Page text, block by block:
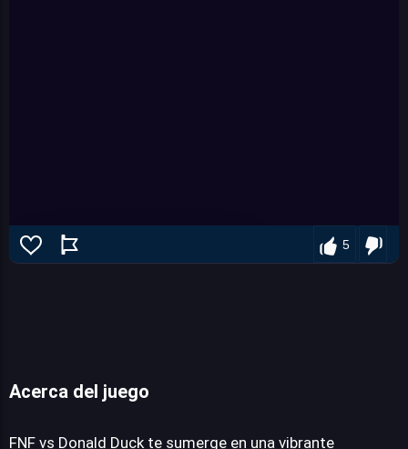
5
Acerca del juego
FNF vs Donald Duck te sumerge en una vibrante